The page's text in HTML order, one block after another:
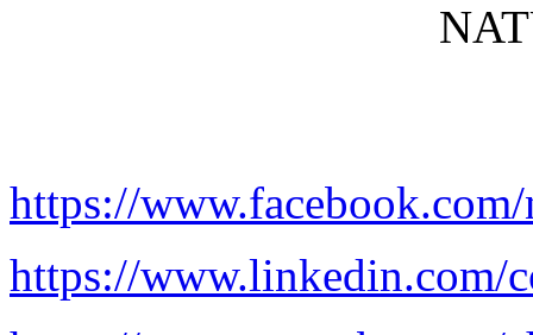
https://
https://www.linkedin.com/